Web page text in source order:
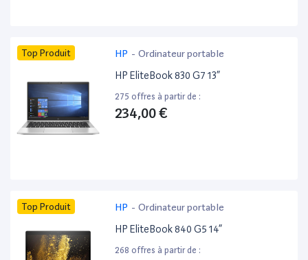
Top Produit HP - Ordinateur portable
HP EliteBook 830 G7 13”
275 offres à partir de :
234,00 €
Top Produit HP - Ordinateur portable
HP EliteBook 840 G5 14”
268 offres à partir de :